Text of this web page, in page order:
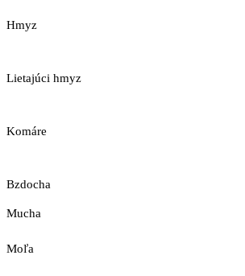
Hmyz
Lietajúci hmyz
Komáre
Bzdocha
Mucha
Moľa